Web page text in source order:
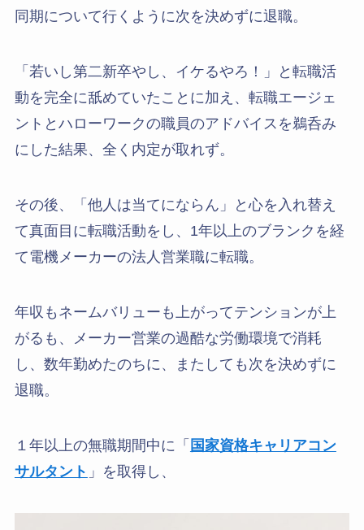
同期について行くように次を決めずに退職。
「若いし第二新卒やし、イケるやろ！」と転職活
動を完全に舐めていたことに加え、転職エージェ
ントとハローワークの職員のアドバイスを鵜呑み
にした結果、全く内定が取れず。
その後、「他人は当てにならん」と心を入れ替え
て真面目に転職活動をし、1年以上のブランクを経
て電機メーカーの法人営業職に転職。
年収もネームバリューも上がってテンションが上
がるも、メーカー営業の過酷な労働環境で消耗
し、数年勤めたのちに、またしても次を決めずに
退職。
１年以上の無職期間中に「 国家資格キャリアコン
サルタント 」を取得し、